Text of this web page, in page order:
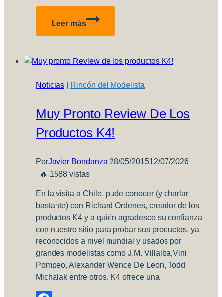
Compartir
Leer más
conversor
Noticias Rincón del Modelista
Muy Pronto Review De Los
Productos K4!
PorJavier Bondanza 28/05/201512/07/2026
🔥 1588 vistas
En la visita a Chile, pude conocer (y charlar
bastante) con Richard Ordenes, creador de los
productos K4 y a quién agradesco su confianza
con nuestro sitio para probar sus productos, ya
reconocidos a nivel mundial y usados por
grandes modelistas como J.M. Villalba,Vini
Pompeo, Alexander Wence De Leon, Todd
Michalak entre otros. K4 ofrece una